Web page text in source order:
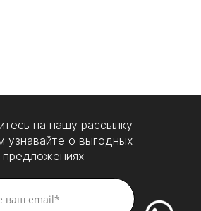
на нашу рассылку
узнавайте о выгодных
предложениях